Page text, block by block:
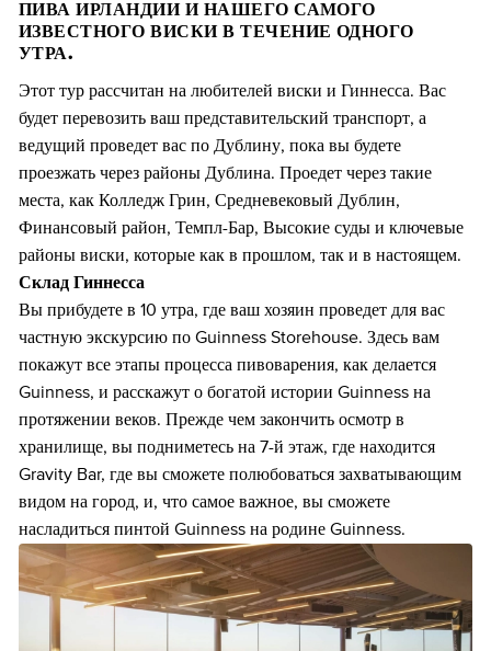
ПИВА ИРЛАНДИИ И НАШЕГО САМОГО
ИЗВЕСТНОГО ВИСКИ В ТЕЧЕНИЕ ОДНОГО
УТРА.
Этот тур рассчитан на любителей виски и Гиннесса. Вас
будет перевозить ваш представительский транспорт, а
ведущий проведет вас по Дублину, пока вы будете
проезжать через районы Дублина. Проедет через такие
места, как Колледж Грин, Средневековый Дублин,
Финансовый район, Темпл-Бар, Высокие суды и ключевые
районы виски, которые как в прошлом, так и в настоящем.
Склад Гиннесса
Вы прибудете в 10 утра, где ваш хозяин проведет для вас
частную экскурсию по Guinness Storehouse. Здесь вам
покажут все этапы процесса пивоварения, как делается
Guinness, и расскажут о богатой истории Guinness на
протяжении веков. Прежде чем закончить осмотр в
хранилище, вы подниметесь на 7-й этаж, где находится
Gravity Bar, где вы сможете полюбоваться захватывающим
видом на город, и, что самое важное, вы сможете
насладиться пинтой Guinness на родине Guinness.